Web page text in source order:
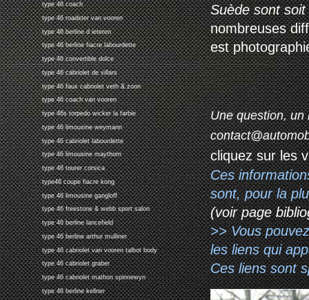
type 46 coach
type 46 roadster van vooren
type 46 berline d ieteren
type 46 berline fiacre labourdette
type 46 convertible dolce
type 46 cabriolet de villars
type 46 faux cabriolet veth & zoon
type 46 coach van vooren
type 46s torpedo wicker la farbie
type 46 limousine weymann
type 46 cabriolet labourdette
type 46 limousine maythorn
type 46 tourer corsica
type46 coupe fiacre kong
type 46 limousine gangloff
type 46 freestone & webb sport salon
type 46 berline lancefield
type 46 berline arthur mulliner
type 46 cabriolet van vooren talbot body
type 46 cabriolet graber
type 46 cabriolet mathon spinnewyn
type 46 berline kellner
Suède sont
nombreuses
est
Une question, un
cliquez sur les
Ces
sont, pour la
(voir page
>> Vous
les liens qui
Ces liens sont